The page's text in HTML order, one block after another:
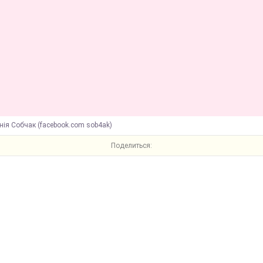
Собчак (facebook.com sob4ak)
Поделиться: